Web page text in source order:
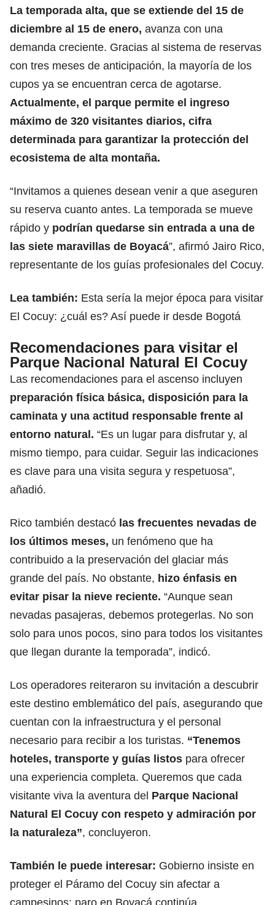
La temporada alta, que se extiende del 15 de
diciembre al 15 de enero, avanza con una
demanda creciente. Gracias al sistema de reservas
con tres meses de anticipación, la mayoría de los
cupos ya se encuentran cerca de agotarse.
Actualmente, el parque permite el ingreso
máximo de 320 visitantes diarios, cifra
determinada para garantizar la protección del
ecosistema de alta montaña.
“Invitamos a quienes desean venir a que aseguren
su reserva cuanto antes. La temporada se mueve
rápido y podrían quedarse sin entrada a una de
las siete maravillas de Boyacá”, afirmó Jairo Rico,
representante de los guías profesionales del Cocuy.
Lea también: Esta sería la mejor época para visitar
El Cocuy: ¿cuál es? Así puede ir desde Bogotá
Recomendaciones para visitar el
Parque Nacional Natural El Cocuy
Las recomendaciones para el ascenso incluyen
preparación física básica, disposición para la
caminata y una actitud responsable frente al
entorno natural. “Es un lugar para disfrutar y, al
mismo tiempo, para cuidar. Seguir las indicaciones
es clave para una visita segura y respetuosa”,
añadió.
Rico también destacó las frecuentes nevadas de
los últimos meses, un fenómeno que ha
contribuido a la preservación del glaciar más
grande del país. No obstante, hizo énfasis en
evitar pisar la nieve reciente. “Aunque sean
nevadas pasajeras, debemos protegerlas. No son
solo para unos pocos, sino para todos los visitantes
que llegan durante la temporada”, indicó.
Los operadores reiteraron su invitación a descubrir
este destino emblemático del país, asegurando que
cuentan con la infraestructura y el personal
necesario para recibir a los turistas. “Tenemos
hoteles, transporte y guías listos para ofrecer
una experiencia completa. Queremos que cada
visitante viva la aventura del Parque Nacional
Natural El Cocuy con respeto y admiración por
la naturaleza”, concluyeron.
También le puede interesar: Gobierno insiste en
proteger el Páramo del Cocuy sin afectar a
campesinos: paro en Boyacá continúa